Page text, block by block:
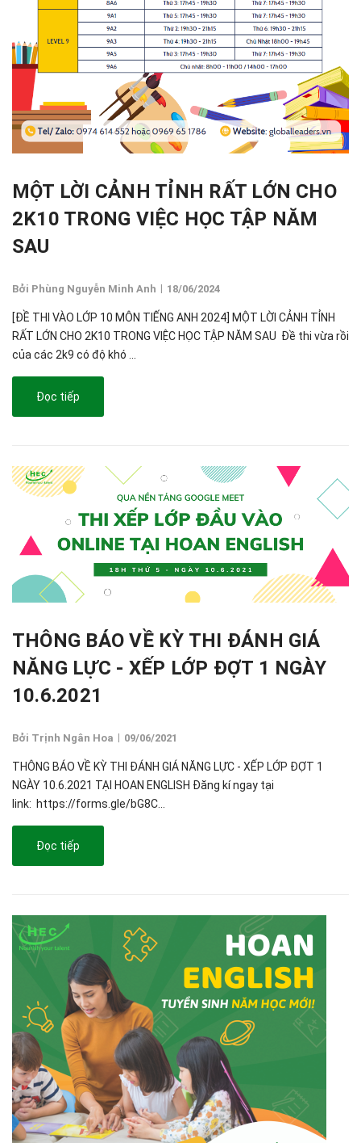
MỘT LỜI CẢNH TỈNH RẤT LỚN CHO
2K10 TRONG VIỆC HỌC TẬP NĂM
SAU
Bởi Phùng Nguyễn Minh Anh | 18/06/2024
[ĐỀ THI VÀO LỚP 10 MÔN TIẾNG ANH 2024] MỘT LỜI CẢNH TỈNH
RẤT LỚN CHO 2K10 TRONG VIỆC HỌC TẬP NĂM SAU Đề thi vừa rồi
của các 2k9 có độ khó ...
Đọc tiếp
THÔNG BÁO VỀ KỲ THI ĐÁNH GIÁ
NĂNG LỰC - XẾP LỚP ĐỢT 1 NGÀY
10.6.2021
Bởi Trịnh Ngân Hoa | 09/06/2021
THÔNG BÁO VỀ KỲ THI ĐÁNH GIÁ NĂNG LỰC - XẾP LỚP ĐỢT 1
NGÀY 10.6.2021 TẠI HOAN ENGLISH Đăng kí ngay tại
link: https://forms.gle/bG8C...
Đọc tiếp